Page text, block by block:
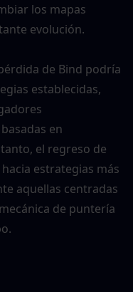
los mapas
evolución.
de Bind podría
establecidas,
en
el regreso de
estrategias más
aquellas centradas
de puntería